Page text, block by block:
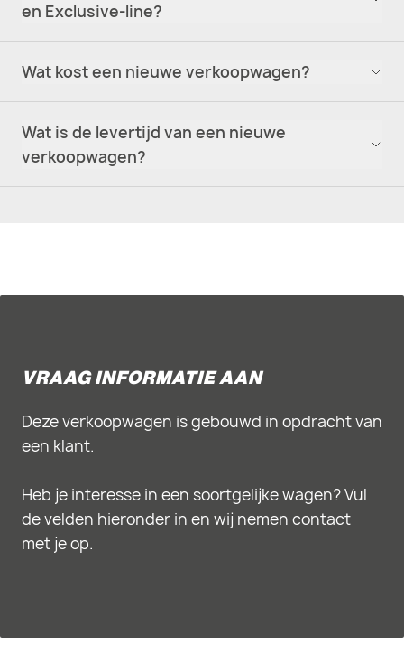
en Exclusive-line?
Wat kost een nieuwe verkoopwagen?
Wat is de levertijd van een nieuwe
verkoopwagen?
VRAAG INFORMATIE AAN
Deze verkoopwagen is gebouwd in opdracht van
een klant.
Heb je interesse in een soortgelijke wagen? Vul
de velden hieronder in en wij nemen contact
met je op.